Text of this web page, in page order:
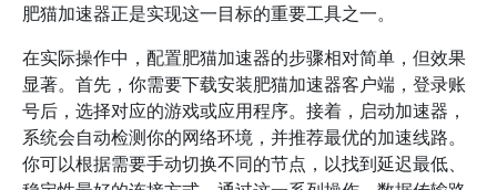
肥猫加速器正是实现这一目标的重要工具之一。
在实际操作中，配置肥猫加速器的步骤相对简单，但效果
显著。首先，你需要下载安装肥猫加速器客户端，登录账
号后，选择对应的游戏或应用程序。接着，启动加速器，
系统会自动检测你的网络环境，并推荐最优的加速线路。
你可以根据需要手动切换不同的节点，以找到延迟最低、